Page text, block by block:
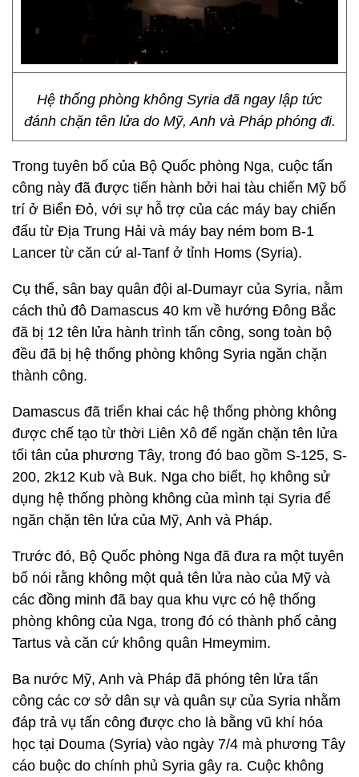
Hệ thống phòng không Syria đã ngay lập tức
đánh chặn tên lửa do Mỹ, Anh và Pháp phóng đi.
Trong tuyên bố của Bộ Quốc phòng Nga, cuộc tấn
công này đã được tiến hành bởi hai tàu chiến Mỹ bố
trí ở Biển Đỏ, với sự hỗ trợ của các máy bay chiến
đấu từ Địa Trung Hải và máy bay ném bom B-1
Lancer từ căn cứ al-Tanf ở tỉnh Homs (Syria).
Cụ thể, sân bay quân đội al-Dumayr của Syria, nằm
cách thủ đô Damascus 40 km về hướng Đông Bắc
đã bị 12 tên lửa hành trình tấn công, song toàn bộ
đều đã bị hệ thống phòng không Syria ngăn chặn
thành công.
Damascus đã triển khai các hệ thống phòng không
được chế tạo từ thời Liên Xô để ngăn chặn tên lửa
tối tân của phương Tây, trong đó bao gồm S-125, S-
200, 2k12 Kub và Buk. Nga cho biết, họ không sử
dụng hệ thống phòng không của mình tại Syria để
ngăn chặn tên lửa của Mỹ, Anh và Pháp.
Trước đó, Bộ Quốc phòng Nga đã đưa ra một tuyên
bố nói rằng không một quả tên lửa nào của Mỹ và
các đồng minh đã bay qua khu vực có hệ thống
phòng không của Nga, trong đó có thành phố cảng
Tartus và căn cứ không quân Hmeymim.
Ba nước Mỹ, Anh và Pháp đã phóng tên lửa tấn
công các cơ sở dân sự và quân sự của Syria nhằm
đáp trả vụ tấn công được cho là bằng vũ khí hóa
học tại Douma (Syria) vào ngày 7/4 mà phương Tây
cáo buộc do chính phủ Syria gây ra. Cuộc không